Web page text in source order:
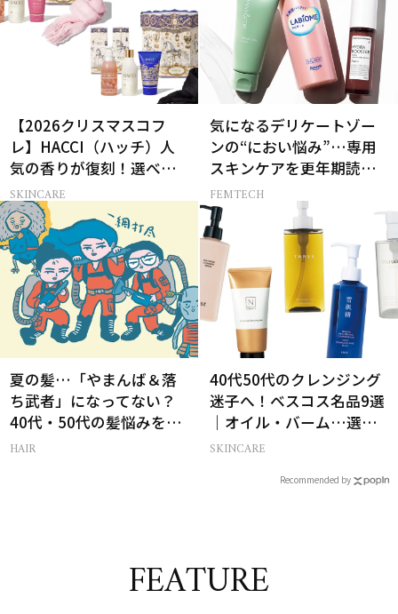
【2026クリスマスコフ
レ】HACCI（ハッチ）人
気の香りが復刻！選べる
コフレが楽しい♡
SKINCARE
気になるデリケートゾー
ンの“におい悩み”…専用
スキンケアを更年期読者
が本気でお試し！
FEMTECH
夏の髪…「やまんば＆落
ち武者」になってない？
40代・50代の髪悩みをレ
スキューする裏ワザ
HAIR
40代50代のクレンジング
迷子へ！ベスコス名品9選
｜オイル・バーム…選び
方の正解は？
SKINCARE
Recommended by
FEATURE